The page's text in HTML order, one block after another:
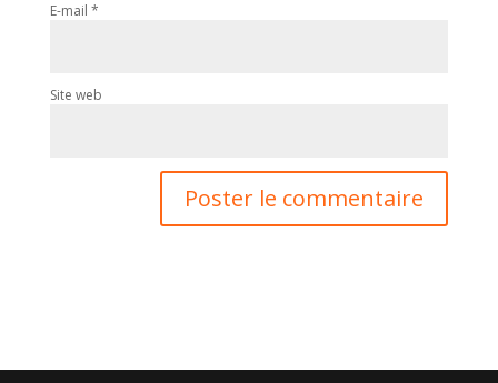
E-mail *
Site web